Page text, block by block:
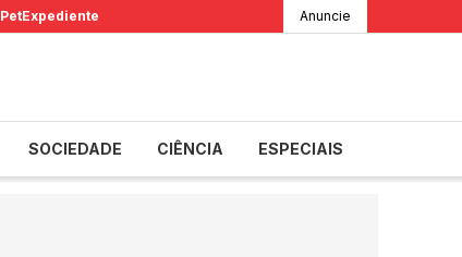
PetExpediente Anuncie
SOCIEDADE CIÊNCIA ESPECIAIS